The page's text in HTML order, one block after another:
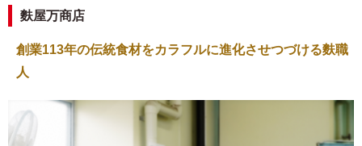
麩屋万商店
創業113年の伝統食材をカラフルに進化させつづける麩職
人